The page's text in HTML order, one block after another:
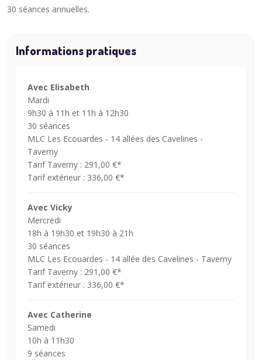
30 séances annuelles.
Informations pratiques
Avec Elisabeth
Mardi
9h30 à 11h et 11h à 12h30
30 séances
MLC Les Ecouardes - 14 allées des Cavelines -
Taverny
Tarif Taverny : 291,00 €*
Tarif extérieur : 336,00 €*
Avec Vicky
Mercredi
18h à 19h30 et 19h30 à 21h
30 séances
MLC Les Ecouardes - 14 allée des Cavelines - Taverny
Tarif Taverny : 291,00 €*
Tarif extérieur : 336,00 €*
Avec Catherine
Samedi
10h à 11h30
9 séances